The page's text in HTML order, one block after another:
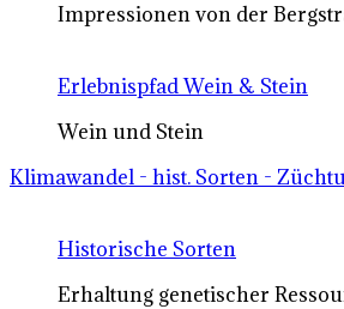
Impressionen von der
Erlebnispfad Wein & Stein
Wein und Stein
Klimawandel - hist. Sorten -
Historische Sorten
Erhaltung genetischer